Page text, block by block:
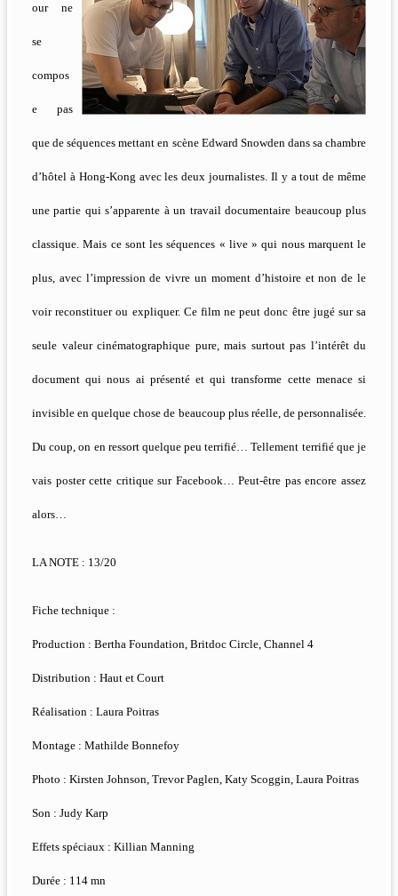
our ne
se
compos
e pas
que de séquences mettant en scène Edward Snowden dans sa chambre
d’hôtel à Hong-Kong avec les deux journalistes. Il y a tout de même
une partie qui s’apparente à un travail documentaire beaucoup plus
classique. Mais ce sont les séquences « live » qui nous marquent le
plus, avec l’impression de vivre un moment d’histoire et non de le
voir reconstituer ou expliquer. Ce film ne peut donc être jugé sur sa
seule valeur cinématographique pure, mais surtout pas l’intérêt du
document qui nous ai présenté et qui transforme cette menace si
invisible en quelque chose de beaucoup plus réelle, de personnalisée.
Du coup, on en ressort quelque peu terrifié… Tellement terrifié que je
vais poster cette critique sur Facebook… Peut-être pas encore assez
alors…
LA NOTE : 13/20
Fiche technique :
Production : Bertha Foundation, Britdoc Circle, Channel 4
Distribution : Haut et Court
Réalisation : Laura Poitras
Montage : Mathilde Bonnefoy
Photo : Kirsten Johnson, Trevor Paglen, Katy Scoggin, Laura Poitras
Son : Judy Karp
Effets spéciaux : Killian Manning
Durée : 114 mn